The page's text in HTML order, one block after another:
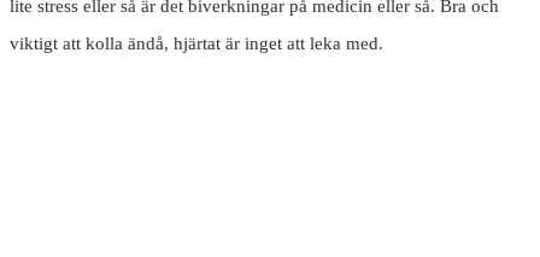
lite stress eller så är det biverkningar på medicin eller så. Bra och
viktigt att kolla ändå, hjärtat är inget att leka med.